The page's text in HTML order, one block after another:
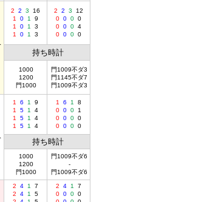
2 2 3
16
1
0 1
9
1
0 1
3
1
0 1 3
2 2 3
12
0 0 0 0
0 0 0 4
0 0 0 0
持ち時計
1000
1200
門1000
門1009不ダ3
門1145不ダ7
門1009不ダ3
1 6 1
9
1
5 1
4
1
5 1
4
1
5 1 4
1 6 1
8
0 0 0
1
0 0 0 0
0 0 0 0
持ち時計
1000
1200
門1000
門1009不ダ6
-
門1009不ダ6
2 4 1
7
2
4 1
5
2 4 1
7
0 0 0 0